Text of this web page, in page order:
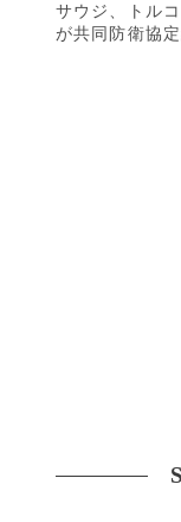
サウジ、トル
が共同防衛協